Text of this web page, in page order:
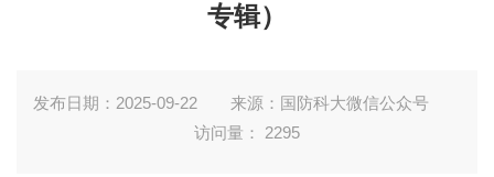
专辑）
发布日期：2025-09-22
来源：国防科大微信公众号
访问量： 2295